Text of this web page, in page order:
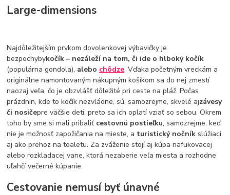
Large-dimensions
Najdôležitejším prvkom dovolenkovej výbavičky je
bezpochybykočík – nezáleží na tom, či ide o hlboký kočík
(populárna gondola), alebo chôdze. Vďaka početným vreckám a
originálne namontovaným nákupným košíkom sa do nej zmestí
naozaj veľa, čo je obzvlášť dôležité pri ceste na pláž. Počas
prázdnin, kde to kočík nezvládne, sú, samozrejme, skvelé ajzávesy
či nosičepre väčšie deti, preto sa ich oplatí vziať so sebou. Okrem
toho by sme si mali pribaliť cestovnú postieľku, samozrejme, keď
nie je možnosť zapožičania na mieste, a turistický nočník slúžiaci
aj ako prehoz na toaletu. Za zváženie stojí aj kúpa nafukovacej
alebo rozkladacej vane, ktorá nezaberie veľa miesta a rozhodne
uľahčí večerné kúpanie.
Cestovanie nemusí byť únavné